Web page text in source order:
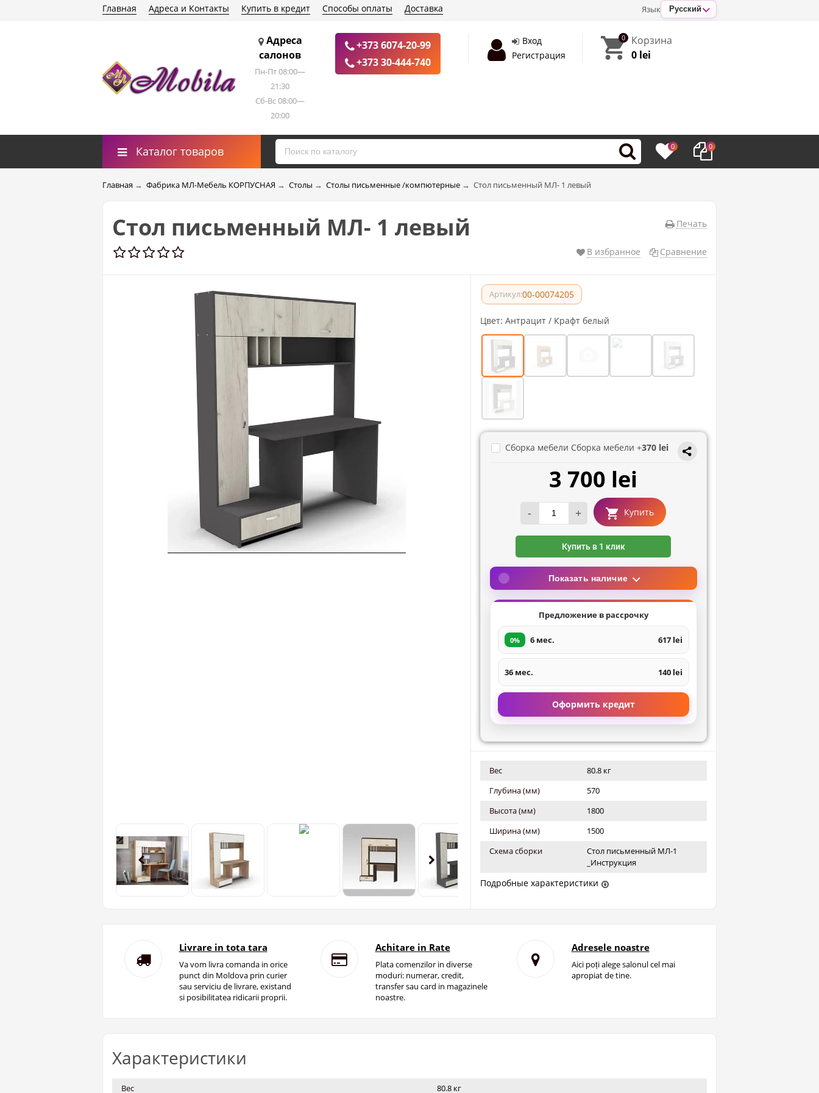
Язык Русский
Главная Адреса и Контакты Купить в кредит Способы оплаты Доставка
Адреса
салонов
Пн-Пт 08:00—
21:30
Сб-Вс 08:00—
20:00
+373 6074-20-99
+373 30-444-740
Вход
Регистрация
0
Корзина
0 lei
Каталог товаров 0 0
Главная → Фабрика МЛ-Мебель КОРПУСНАЯ → Столы → Столы письменные /компютерные → Стол письменный МЛ- 1 левый
Печать
Стол письменный МЛ- 1 левый
В избранное Сравнение
Артикул:00-00074205
Цвет: Антрацит / Крафт белый
Сборка мебели Сборка мебели +370 lei
3 700 lei
- + Купить
Купить в 1 клик
Показать наличие
Предложение в рассрочку
0% 6 мес. 617 lei
36 мес. 140 lei
Оформить кредит
Вес
80.8 кг
Глубина (мм)
570
Высота (мм)
1800
Ширина (мм)
1500
Схема сборки
Стол письменный МЛ-1
_Инструкция
Подробные характеристики
Livrare in tota tara
Va vom livra comanda in orice
punct din Moldova prin curier
sau serviciu de livrare, existand
si posibilitatea ridicarii proprii.
Achitare in Rate
Plata comenzilor in diverse
moduri: numerar, credit,
transfer sau card in magazinele
noastre.
Adresele noastre
Aici poți alege salonul cel mai
apropiat de tine.
Характеристики
Вес
80.8 кг